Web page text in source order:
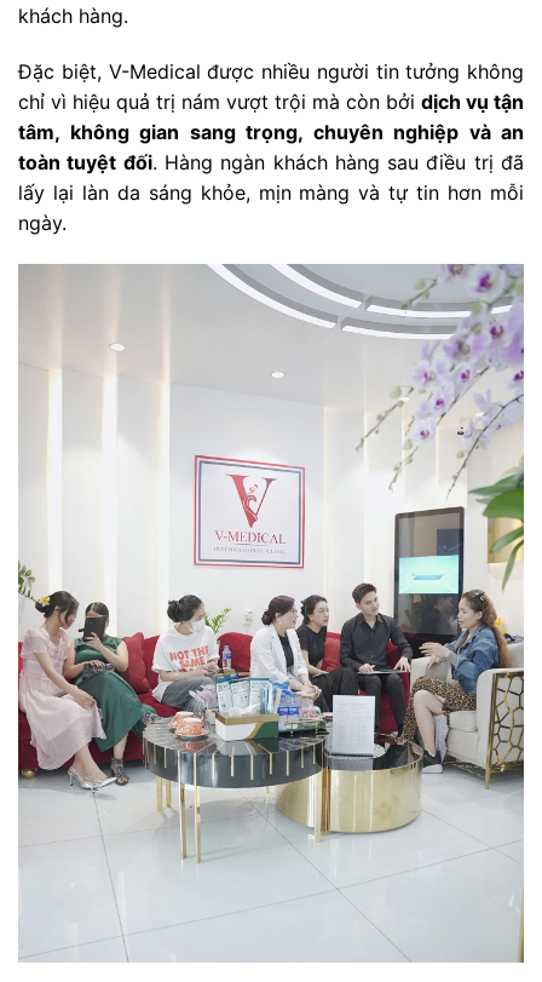
khách hàng.
Đặc biệt, V-Medical được nhiều người tin tưởng không
chỉ vì hiệu quả trị nám vượt trội mà còn bởi dịch vụ tận
tâm, không gian sang trọng, chuyên nghiệp và an
toàn tuyệt đối. Hàng ngàn khách hàng sau điều trị đã
lấy lại làn da sáng khỏe, mịn màng và tự tin hơn mỗi
ngày.